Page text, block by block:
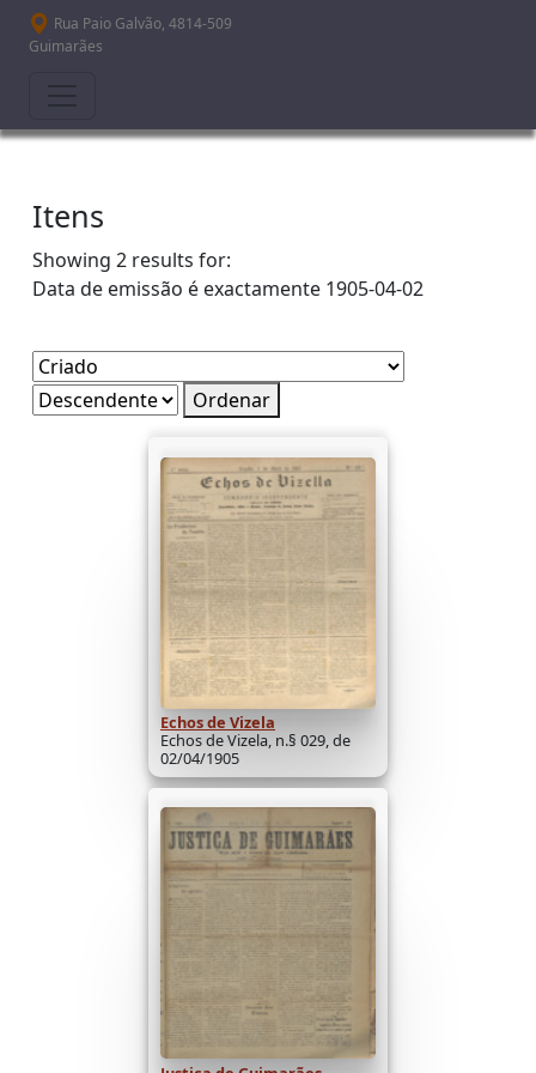
Passar para o conteúdo principal
Rua Paio Galvão, 4814-509
Guimarães
Itens
Showing 2 results for:
Data de emissão é exactamente 1905-04-02
Ordenar
Echos de Vizela
Echos de Vizela, n.§ 029, de
02/04/1905